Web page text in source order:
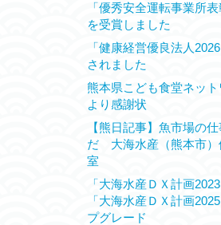
「優秀安全運転事業所
を受賞しました
「健康経営優良法人
されました
熊本県こども食堂ネッ
より感謝状
【熊日記事】魚市場の
だ 大海水産（熊本市）
室
「大海水産ＤＸ計画
「大海水産ＤＸ計画
プグレード